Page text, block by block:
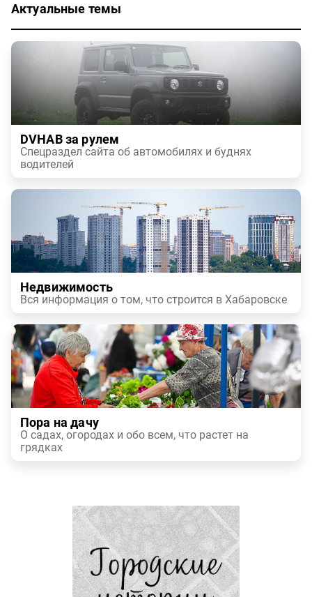
Актуальные темы
DVHAB за рулем
Спецраздел сайта об автомобилях и буднях
водителей
Недвижимость
Вся информация о том, что строится в Хабаровске
Пора на дачу
О садах, огородах и обо всем, что растет на
грядках